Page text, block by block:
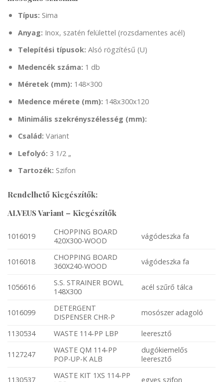
Típus: Sima
Anyag: Inox, szatén felülettel (rozsdamentes acél)
Telepítési típusok: Alsó rögzítésű (U)
Medencék száma: 1 db
Méretek (mm): 148×300
Medence mérete (mm): 148x300x120
Minimális szekrényszélesség (mm):
Család: Variant
Lefolyó: 3 1/2 „
Tartozék: Szifon
Rendelhető Kiegészítők:
ALVEUS Variant – Kiegészítők
1016019
CHOPPING BOARD
420X300-WOOD
vágódeszka fa
1016018
CHOPPING BOARD
360X240-WOOD
vágódeszka fa
1056616
S.S. STRAINER BOWL
148X300
acél szűrő tálca
1016099
DETERGENT
DISPENSER CHR-P
mosószer adagoló
1130534 WASTE 114-PP LBP leeresztő
1127247
WASTE QM 114-PP
POP-UP-K ALB
dugókiemelős
leeresztő
1130537
WASTE KIT 1XS 114-PP
egyes szifon